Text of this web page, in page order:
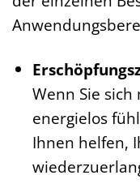
Wenn Sie
energielos
Ihnen helfen,